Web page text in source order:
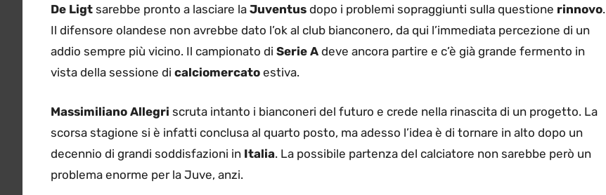
De Ligt sarebbe pronto a lasciare la Juventus dopo i problemi sopraggiunti sulla questione rinnovo.
Il difensore olandese non avrebbe dato l’ok al club bianconero, da qui l’immediata percezione di un
addio sempre più vicino. Il campionato di Serie A deve ancora partire e c’è già grande fermento in
vista della sessione di calciomercato estiva.
Massimiliano Allegri scruta intanto i bianconeri del futuro e crede nella rinascita di un progetto. La
scorsa stagione si è infatti conclusa al quarto posto, ma adesso l’idea è di tornare in alto dopo un
decennio di grandi soddisfazioni in Italia. La possibile partenza del calciatore non sarebbe però un
problema enorme per la Juve, anzi.